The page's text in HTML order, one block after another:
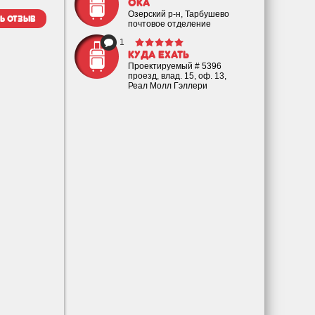
Ока
Озерский р-н, Тарбушево
почтовое отделение
1
Куда ехать
Проектируемый # 5396
проезд, влад. 15, оф. 13,
Реал Молл Гэллери
отзыв